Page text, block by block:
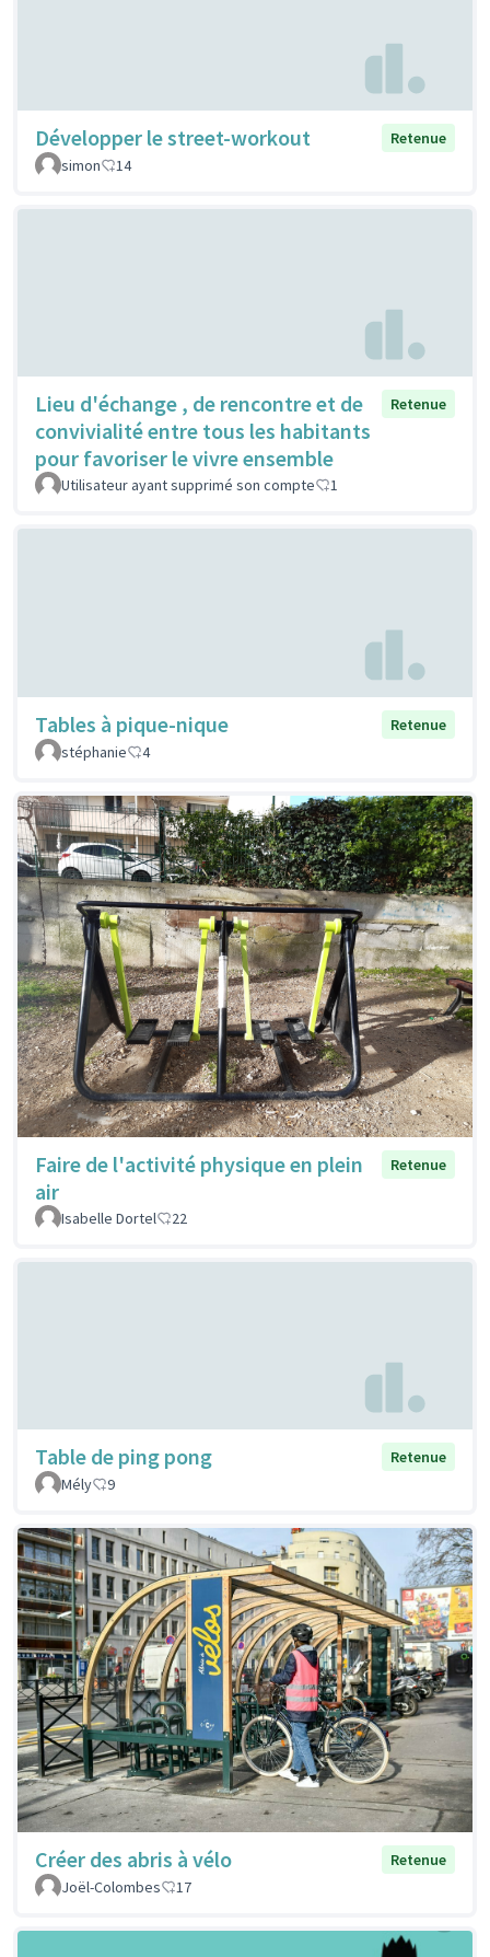
Développer le street-workout
Retenue
simon
14
Lieu d'échange , de rencontre et de
convivialité entre tous les habitants
pour favoriser le vivre ensemble
Retenue
Utilisateur ayant supprimé son compte 1
Tables à pique-nique
Retenue
stéphanie
4
Faire de l'activité physique en plein
air
Retenue
Isabelle Dortel 22
Table de ping pong
Retenue
Mély
9
Créer des abris à vélo
Retenue
Joël-Colombes
17